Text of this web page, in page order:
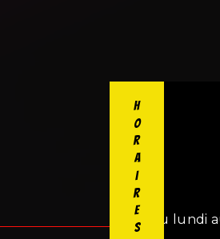
Horaires
Du lundi